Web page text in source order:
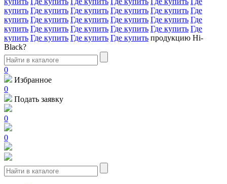
купить Где купить Где купить Где купить Где купить Где
купить Где купить Где купить Где купить Где купить Где
купить Где купить Где купить Где купить Где купить Где
купить Где купить Где купить Где купить продукцию Hi-
Black?
0
Избранное
0
Подать заявку
0
0